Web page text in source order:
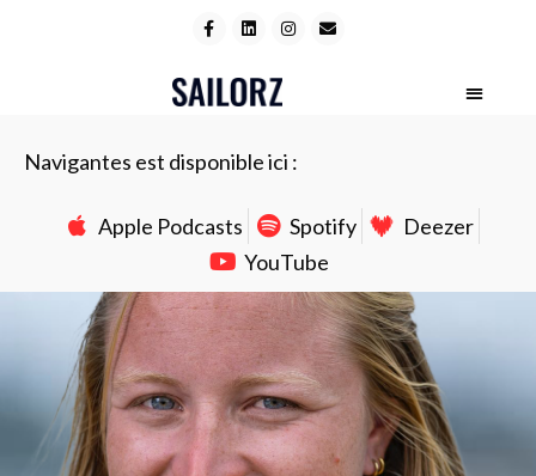
Navigantes est disponible ici :
Apple Podcasts Spotify
Deezer
YouTube